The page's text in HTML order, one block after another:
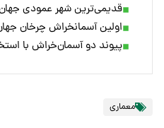
قدیمی‌ترین شهر عمودی
اولین آسمانخراش چرخان جهان در دبی
پیوند دو آسمان‌خراش با
معماری